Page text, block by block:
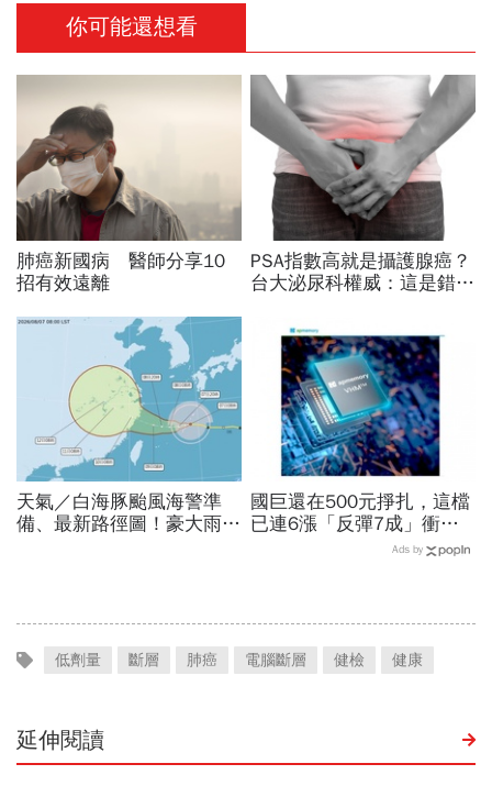
你可能還想看
肺癌新國病 醫師分享10
招有效遠離
PSA指數高就是攝護腺癌？
台大泌尿科權威：這是錯誤
天氣／白海豚颱風海警準
備、最新路徑圖！豪大雨紫
國巨還在500元掙扎，這檔
已連6漲「反彈7成」衝千
金股，法人喊到1430元，
Ads by
低劑量 斷層 肺癌 電腦斷層 健檢 健康
延伸閱讀